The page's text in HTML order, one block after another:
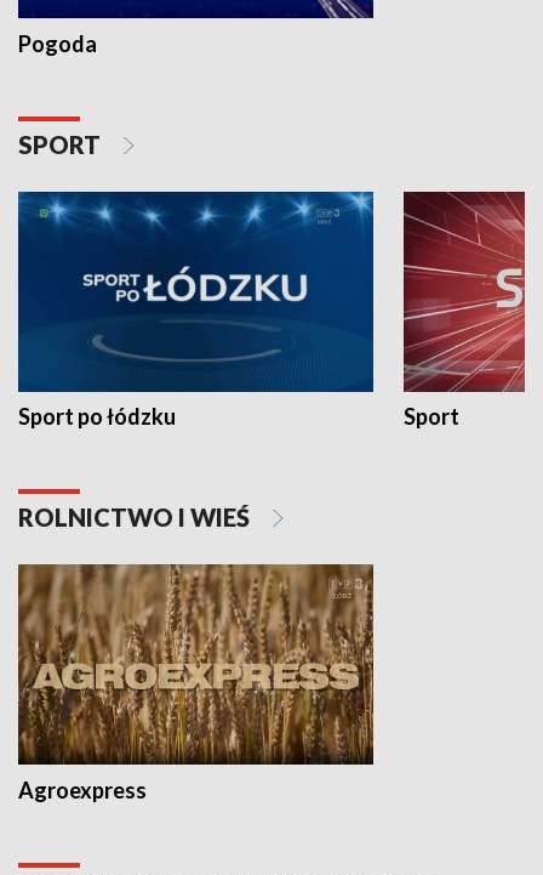
Pogoda
SPORT
Sport po łódzku Sport
ROLNICTWO I WIEŚ
Agroexpress